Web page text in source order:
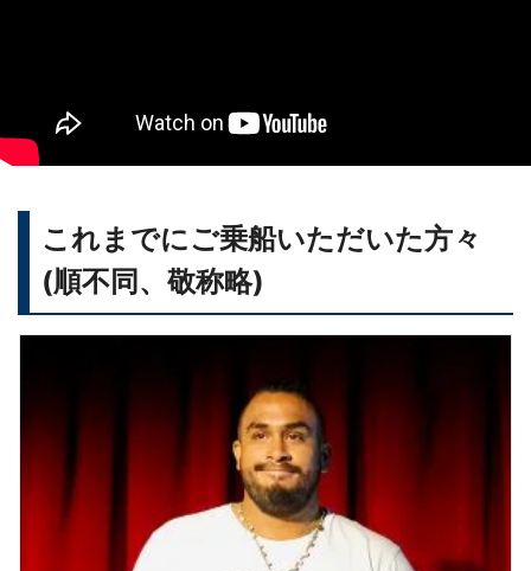
これまでにご乗船いただいた方々
(順不同、敬称略)